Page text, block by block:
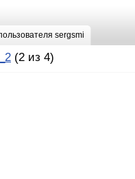
sergsmi
(2 из 4)